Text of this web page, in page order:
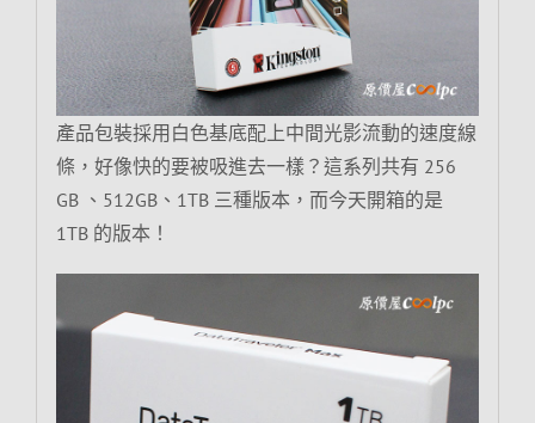
產品包裝採用白色基底配上中間光影流動的速度線
條，好像快的要被吸進去一樣？這系列共有 256
GB 、512GB、1TB 三種版本，而今天開箱的是
1TB 的版本！